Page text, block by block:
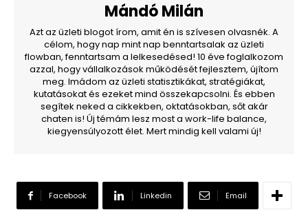
Mándó Milán
Azt az üzleti blogot írom, amit én is szívesen olvasnék. A
célom, hogy nap mint nap benntartsalak az üzleti
flowban, fenntartsam a lelkesedésed! 10 éve foglalkozom
azzal, hogy vállalkozások működését fejlesztem, újítom
meg. Imádom az üzleti statisztikákat, stratégiákat,
kutatásokat és ezeket mind összekapcsolni. És ebben
segítek neked a cikkekben, oktatásokban, sőt akár
chaten is! Új témám lesz most a work-life balance,
kiegyensúlyozott élet. Mert mindig kell valami új!
Facebook Linkedin Email